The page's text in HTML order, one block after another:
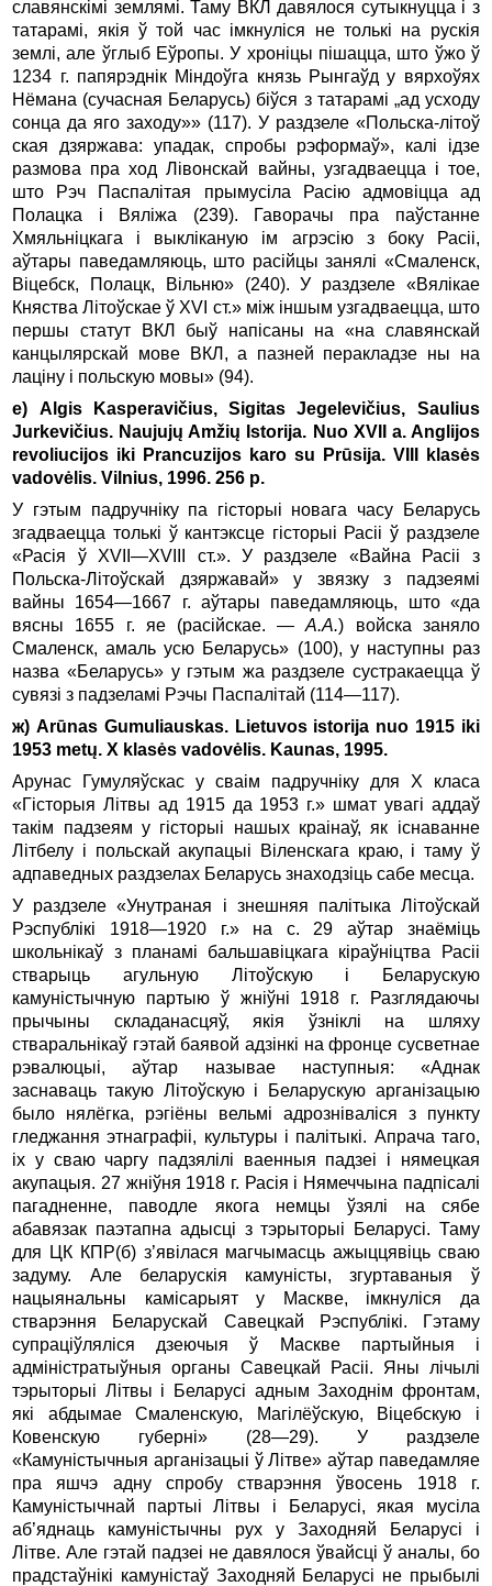
славянскімі землямі. Таму ВКЛ давялося сутыкнуцца і з
татарамі, якія ў той час імкнуліся не толькі на рускія
землі, але ўглыб Еўропы. У хроніцы пішацца, што ўжо ў
1234 г. папярэднік Міндоўга князь Рынгаўд у вярхоўях
Нёмана (сучасная Беларусь) біўся з татарамі „ад усходу
сонца да яго заходу»» (117). У раздзеле «Польска-літоў
ская дзяржава: упадак, спробы рэформаў», калі ідзе
размова пра ход Лівонскай вайны, узгадваецца і тое,
што Рэч Паспалітая прымусіла Расію адмовіцца ад
Полацка і Вяліжа (239). Гаворачы пра паўстанне
Хмяльніцкага і выкліканую ім агрэсію з боку Расіі,
аўтары паведамляюць, што расійцы занялі «Смаленск,
Віцебск, Полацк, Вільню» (240). У раздзеле «Вялікае
Княства Літоўскае ў XVI ст.» між іншым узгадваецца, што
першы статут ВКЛ быў напісаны на «на славянскай
канцылярскай мове ВКЛ, а пазней перакладзе ны на
лаціну і польскую мовы» (94).
е) Algis Kasperavičius, Sigitas Jegelevičius, Saulius
Jurkevičius. Naujujų Amžių Istorija. Nuo XVII a. Anglijos
revoliucijos iki Prancuzijos karo su Prūsija. VIII klasės
vadovėlis. Vilnius, 1996. 256 p.
У гэтым падручніку па гісторыі новага часу Беларусь
згадваецца толькі ў кантэксце гісторыі Расіі ў раздзеле
«Расія ў XVII—XVIII ст.». У раздзеле «Вайна Расіі з
Польска-Літоўскай дзяржавай» у звязку з падзеямі
вайны 1654—1667 г. аўтары паведамляюць, што «да
вясны 1655 г. яе (расійскае. —А.А.) войска заняло
Смаленск, амаль усю Беларусь» (100), у наступны раз
назва «Беларусь» у гэтым жа раздзеле сустракаецца ў
сувязі з падзеламі Рэчы Паспалітай (114—117).
ж) Arūnas Gumuliauskas. Lietuvos istorija nuo 1915 iki
1953 metų. X klasės vadovėlis. Kaunas, 1995.
Арунас Гумуляўскас у сваім падручніку для Х класа
«Гісторыя Літвы ад 1915 да 1953 г.» шмат увагі аддаў
такім падзеям у гісторыі нашых краінаў, як існаванне
Літбелу і польскай акупацыі Віленскага краю, і таму ў
адпаведных раздзелах Беларусь знаходзіць сабе месца.
У раздзеле «Унутраная і знешняя палітыка Літоўскай
Рэспублікі 1918—1920 г.» на с. 29 аўтар знаёміць
школьнікаў з планамі бальшавіцкага кіраўніцтва Расіі
стварыць агульную Літоўскую і Беларускую
камуністычную партыю ў жніўні 1918 г. Разглядаючы
прычыны складанасцяў, якія ўзніклі на шляху
стваральнікаў гэтай баявой адзінкі на фронце сусветнае
рэвалюцыі, аўтар называе наступныя: «Аднак
заснаваць такую Літоўскую і Беларускую арганізацыю
было нялёгка, рэгіёны вельмі адрозніваліся з пункту
гледжання этнаграфіі, культуры і палітыкі. Апрача таго,
іх у сваю чаргу падзялілі ваенныя падзеі і нямецкая
акупацыя. 27 жніўня 1918 г. Расія і Нямеччына падпісалі
пагадненне, паводле якога немцы ўзялі на сябе
абавязак паэтапна адысці з тэрыторыі Беларусі. Таму
для ЦК КПР(б) з’явілася магчымасць ажыццявіць сваю
задуму. Але беларускія камуністы, згуртаваныя ў
нацыянальны камісарыят у Маскве, імкнуліся да
стварэння Беларускай Савецкай Рэспублікі. Гэтаму
супраціўляліся дзеючыя ў Маскве партыйныя і
адміністратыўныя органы Савецкай Расіі. Яны лічылі
тэрыторыі Літвы і Беларусі адным Заходнім фронтам,
які абдымае Смаленскую, Магілёўскую, Віцебскую і
Ковенскую губерні» (28—29). У раздзеле
«Камуністычныя арганізацыі ў Літве» аўтар паведамляе
пра яшчэ адну спробу стварэння ўвосень 1918 г.
Камуністычнай партыі Літвы і Беларусі, якая мусіла
аб’яднаць камуністычны рух у Заходняй Беларусі і
Літве. Але гэтай падзеі не давялося ўвайсці ў аналы, бо
прадстаўнікі камуністаў Заходняй Беларусі не прыбылі